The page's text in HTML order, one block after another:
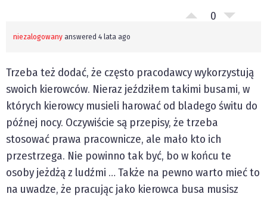
0
niezalogowany answered 4 lata ago
Trzeba też dodać, że często pracodawcy wykorzystują
swoich kierowców. Nieraz jeździłem takimi busami, w
których kierowcy musieli harować od bladego świtu do
późnej nocy. Oczywiście są przepisy, że trzeba
stosować prawa pracownicze, ale mało kto ich
przestrzega. Nie powinno tak być, bo w końcu te
osoby jeżdżą z ludźmi … Także na pewno warto mieć to
na uwadze, że pracując jako kierowca busa musisz